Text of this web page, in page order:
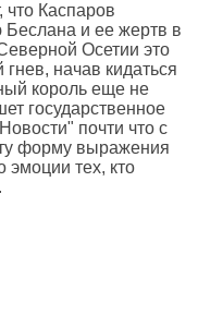
Каспаров
Беслана и ее жертв в
Осетии это
начав кидаться
король еще не
государственное
почти что с
форму выражения
эмоции тех, кто